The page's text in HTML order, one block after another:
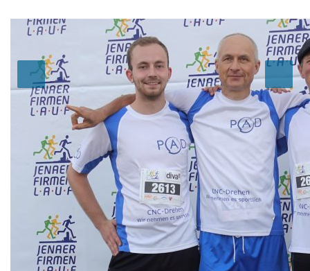
REFERENZEN
WISSEN
KONTAKT